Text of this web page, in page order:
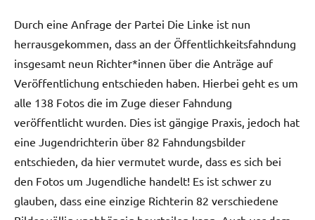
Durch eine Anfrage der Partei Die Linke ist nun
herrausgekommen, dass an der Öffentlichkeitsfahndung
insgesamt neun Richter*innen über die Anträge auf
Veröffentlichung entschieden haben. Hierbei geht es um
alle 138 Fotos die im Zuge dieser Fahndung
veröffentlicht wurden. Dies ist gängige Praxis, jedoch hat
eine Jugendrichterin über 82 Fahndungsbilder
entschieden, da hier vermutet wurde, dass es sich bei
den Fotos um Jugendliche handelt! Es ist schwer zu
glauben, dass eine einzige Richterin 82 verschiedene